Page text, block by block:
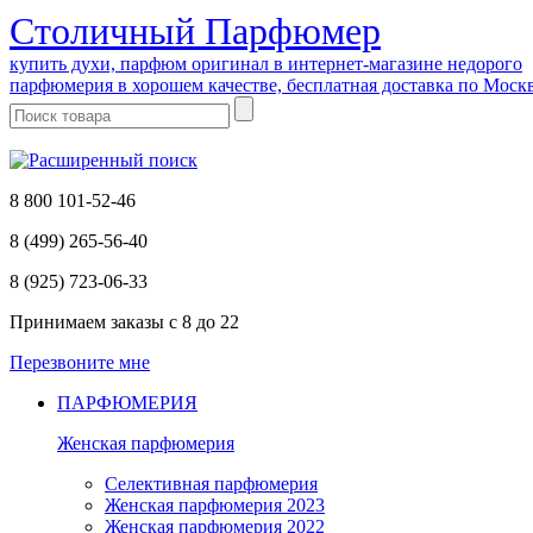
Cтоличный Парфюмер
купить духи, парфюм оригинал в интернет-магазине недорого
парфюмерия в хорошем качестве, бесплатная доставка по
8 800 101-52-46
8 (499) 265-56-40
8 (925) 723-06-33
Принимаем заказы с 8 до 22
Перезвоните мне
ПАРФЮМЕРИЯ
Женская парфюмерия
Селективная парфюмерия
Женская парфюмерия 2023
Женская парфюмерия 2022